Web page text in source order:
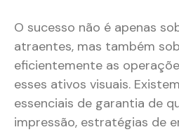
O sucesso não é apenas
atraentes, mas também
eficientemente as
esses ativos visuais.
essenciais de garantia de
impressão, estratégias de